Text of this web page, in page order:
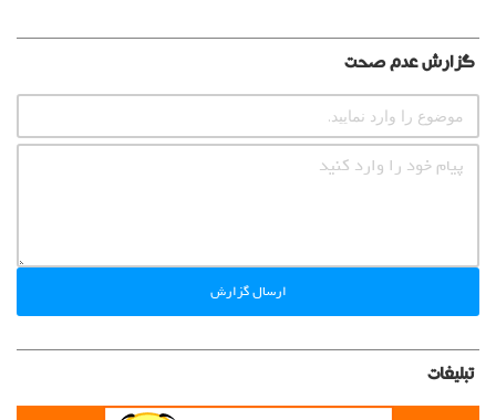
گزارش عدم صحت
ارسال گزارش
تبلیغات